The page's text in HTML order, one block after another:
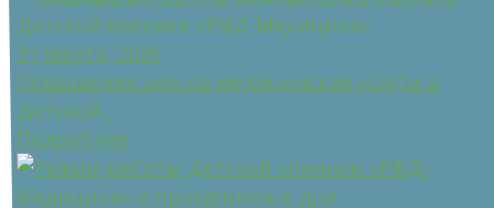
31 марта, 2026
Повышение цен на медицинские услуги в
Детской...
Подробнее